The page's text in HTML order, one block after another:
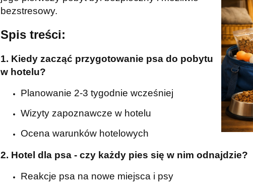
bezstresowy.
Spis treści:
1. Kiedy zacząć przygotowanie psa do pobytu
w hotelu?
Planowanie 2-3 tygodnie wcześniej
Wizyty zapoznawcze w hotelu
Ocena warunków hotelowych
2. Hotel dla psa - czy każdy pies się w nim odnajdzie?
Reakcje psa na nowe miejsca i psy